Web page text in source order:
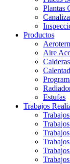
Plantas
Productos
Aire
Calderas
Estufas
Trabajos